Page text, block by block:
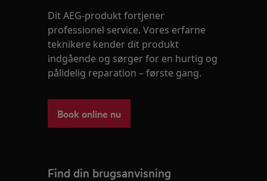
Dit AEG-produkt fortjener
professionel service. Vores erfarne
teknikere kender dit produkt
indgående og sørger for en hurtig og
pålidelig reparation – første gang.
Book online nu
Find din brugsanvisning